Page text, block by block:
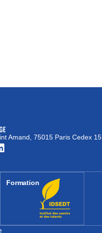
Amand, 75015 Paris Cedex 15
Formation
(nouvelle fenêtre)